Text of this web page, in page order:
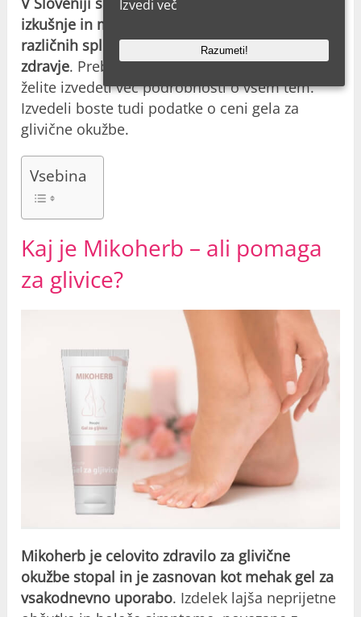
izkušnje in mnenja o Mikoherb
različnih spletnih straneh in forumih za
zdravje. Preberite celotne ocene izdelka, če
želite izvedeti več podrobnosti o vsem tem.
Izvedeli boste tudi podatke o ceni gela za
glivične okužbe.
Vsebina
Kaj je Mikoherb – ali pomaga
za glivice?
Mikoherb je celovito zdravilo za glivične
okužbe stopal in je zasnovan kot mehak gel za
vsakodnevno uporabo. Izdelek lajša neprijetne
Izvedi več
Razumeti!